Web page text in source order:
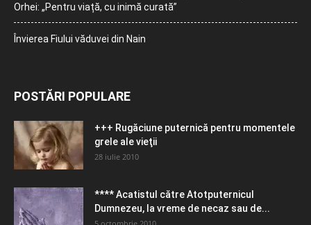
Orhei: „Pentru viață, cu inimă curată”
Învierea Fiului văduvei din Nain
POSTĂRI POPULARE
+++ Rugăciune puternică pentru momentele
grele ale vieţii
28 iulie 2010
**** Acatistul către Atotputernicul
Dumnezeu, la vreme de necaz sau de...